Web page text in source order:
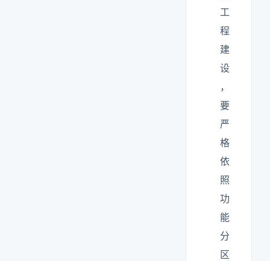
工
程
建
设
，
要
严
格
依
照
功
能
分
区